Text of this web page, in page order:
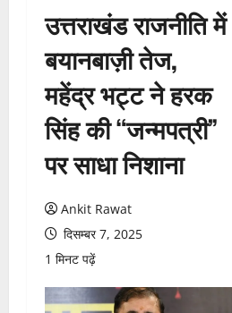
उत्तराखंड राजनीति में
बयानबाज़ी तेज,
महेंद्र भट्ट ने हरक
सिंह की “जन्मपत्री”
पर साधा निशाना
Ankit Rawat
दिसम्बर 7, 2025
1 मिनट पढ़ें